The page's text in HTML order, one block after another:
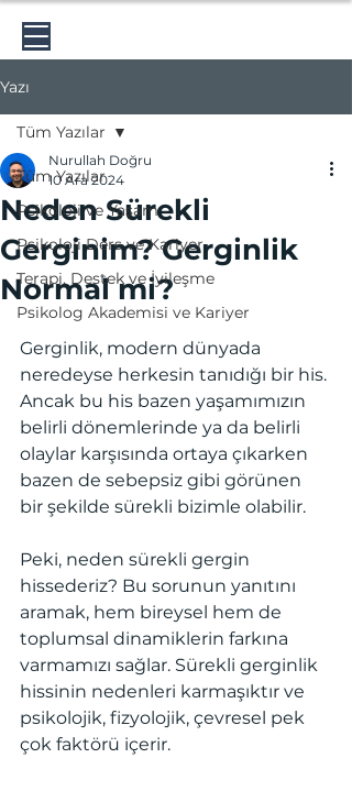
Yazı
Tüm Yazılar
Psikoloji ve Yaşam
Psikoloji Ders ve Kariyer
Terapi, Destek ve İyileşme
Psikolog Akademisi ve Kariyer
Tüm Yazılar
Neden Sürekli
Gerginim? Gerginlik
Normal mi?
Nurullah Doğru
10 Ara 2024
Gerginlik, modern dünyada
neredeyse herkesin tanıdığı bir his.
Ancak bu his bazen yaşamımızın
belirli dönemlerinde ya da belirli
olaylar karşısında ortaya çıkarken
bazen de sebepsiz gibi görünen
bir şekilde sürekli bizimle olabilir.
Peki, neden sürekli gergin
hissederiz? Bu sorunun yanıtını
aramak, hem bireysel hem de
toplumsal dinamiklerin farkına
varmamızı sağlar. Sürekli gerginlik
hissinin nedenleri karmaşıktır ve
psikolojik, fizyolojik, çevresel pek
çok faktörü içerir.